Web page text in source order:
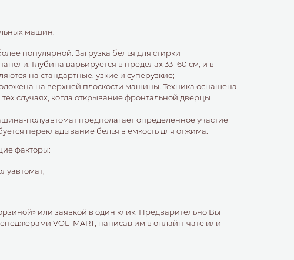
машин:
популярной. Загрузка белья для стирки
Глубина варьируется в пределах 33–60 см, и в
на стандартные, узкие и суперузкие;
на верхней плоскости машины. Техника оснащена
случаях, когда открывание фронтальной дверцы
полуавтомат предполагает определенное участие
перекладывание белья в емкость для отжима.
факторы:
или заявкой в один клик. Предварительно Вы
VOLTMART, написав им в онлайн-чате или